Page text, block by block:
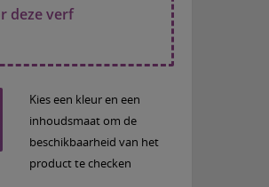
deze verf
Kies een kleur en een
inhoudsmaat om de
beschikbaarheid van het
product te checken